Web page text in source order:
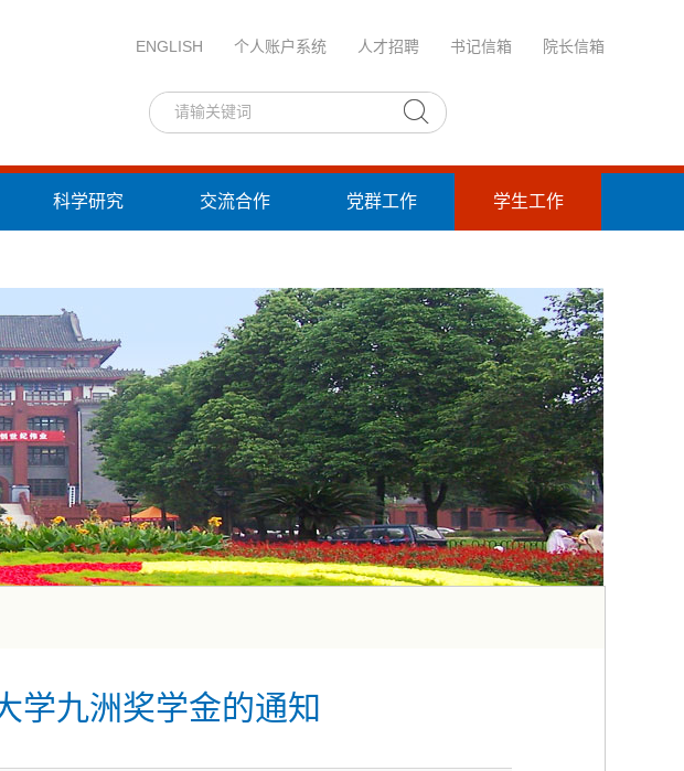
ENGLISH 个人账户系统 人才招聘 书记信箱 院长信箱
科学研究 交流合作 党群工作 学生工作
学九洲奖学金的通知